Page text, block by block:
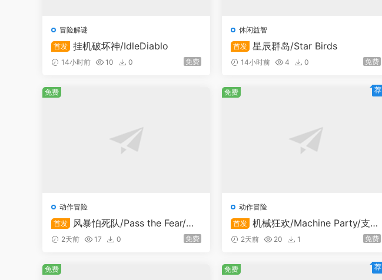
冒险解谜
首发 挂机破坏神/IdleDiablo
14小时前 10 0 免费
休闲益智
首发 星辰群岛/Star Birds
14小时前 4 0 免费
动作冒险
首发
风暴怕死队/Pass the Fear/支
持在线联机
2天前 17 0 免费
免费
动作冒险
首发 机械狂欢/Machine Party/支持
在线联机
2天前 20 1 免费
免费 荐
免费 免费 荐